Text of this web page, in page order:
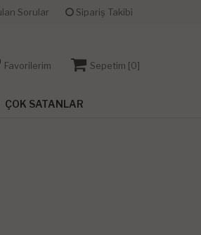
Sorular Sipariş Takibi
Favorilerim Sepetim [0]
ÇOK SATANLAR